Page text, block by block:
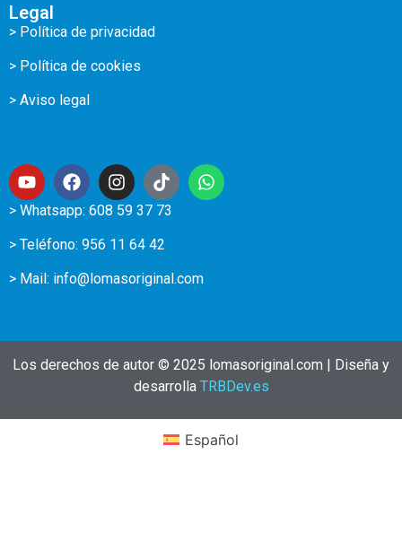
Legal
> Política de privacidad
> Política de cookies
> Aviso legal
> Whatsapp: 608 59 37 73
> Teléfono: 956 11 64 42
> Mail: info@lomasoriginal.com
Los derechos de autor © 2025 lomasoriginal.com | Diseña y
desarrolla TRBDev.es
Español